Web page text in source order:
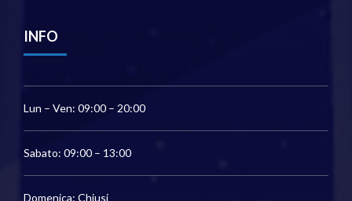
INFO
Lun – Ven: 09:00 – 20:00
Sabato: 09:00 – 13:00
Domenica: Chiusi